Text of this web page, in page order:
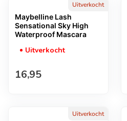
Uitverkocht
Maybelline Lash
Sensational Sky High
Waterproof Mascara
Uitverkocht
Normale prijs
16,95
Uitverkocht